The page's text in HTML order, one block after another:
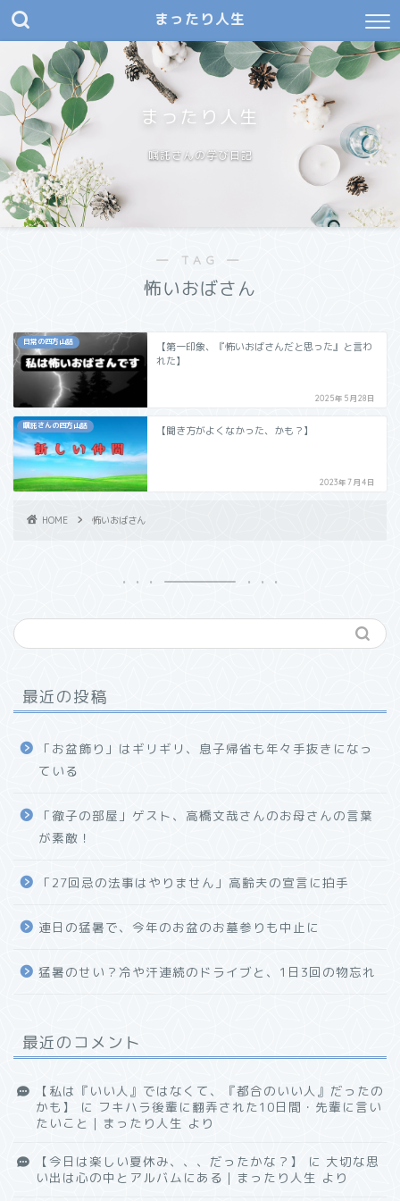
まったり人生
まったり人生
嘱託さんの学び日記
― TAG ―
怖いおばさん
日常の四方山話
【第一印象、『怖いおばさんだと思った』と言わ
れた】
2025年5月28日
嘱託さんの四方山話 【聞き方がよくなかった、かも？】
2023年7月4日
HOME 怖いおばさん
最近の投稿
「お盆飾り」はギリギリ、息子帰省も年々手抜きになっ
ている
「徹子の部屋」ゲスト、高橋文哉さんのお母さんの言葉
が素敵！
「27回忌の法事はやりません」高齢夫の宣言に拍手
連日の猛暑で、今年のお盆のお墓参りも中止に
猛暑のせい？冷や汗連続のドライブと、1日3回の物忘れ
最近のコメント
【私は『いい人』ではなくて、『都合のいい人』だったの
かも】
に フキハラ後輩に翻弄された10日間・先輩に言い
たいこと｜まったり人生 より
【今日は楽しい夏休み、、、だったかな？】 に 大切な思
い出は心の中とアルバムにある｜まったり人生 より